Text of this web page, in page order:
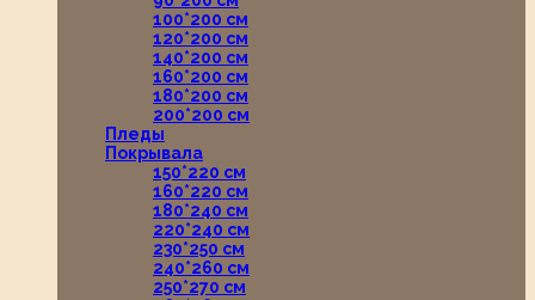
100*200 см
120*200 см
140*200 см
160*200 см
180*200 см
200*200 см
Пледы
Покрывала
150*220 см
160*220 см
180*240 см
220*240 см
230*250 см
240*260 см
250*270 см